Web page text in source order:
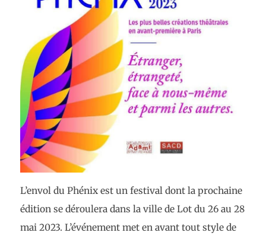
L’envol du Phénix est un festival dont la prochaine
édition se déroulera dans la ville de Lot du 26 au 28
mai 2023. L’événement met en avant tout style de